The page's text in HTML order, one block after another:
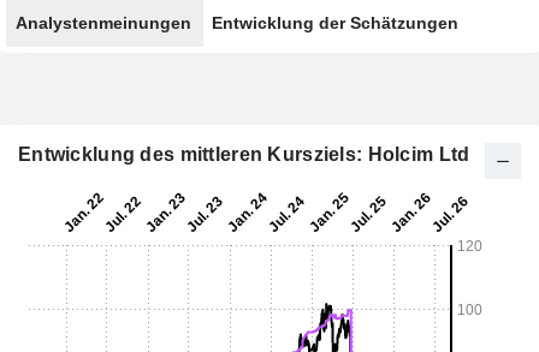
Analystenmeinungen Entwicklung der Schätzungen
Entwicklung des mittleren Kursziels: Holcim Ltd